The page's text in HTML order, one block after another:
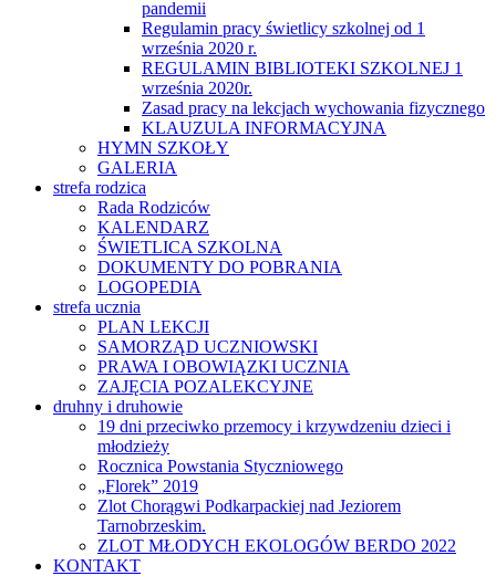
pandemii
Regulamin pracy świetlicy szkolnej od 1
września 2020 r.
REGULAMIN BIBLIOTEKI SZKOLNEJ 1
września 2020r.
Zasad pracy na lekcjach wychowania fizycznego
KLAUZULA INFORMACYJNA
HYMN SZKOŁY
GALERIA
strefa rodzica
Rada Rodziców
KALENDARZ
ŚWIETLICA SZKOLNA
DOKUMENTY DO POBRANIA
LOGOPEDIA
strefa ucznia
PLAN LEKCJI
SAMORZĄD UCZNIOWSKI
PRAWA I OBOWIĄZKI UCZNIA
ZAJĘCIA POZALEKCYJNE
druhny i druhowie
19 dni przeciwko przemocy i krzywdzeniu dzieci i
młodzieży
Rocznica Powstania Styczniowego
„Florek” 2019
Zlot Chorągwi Podkarpackiej nad Jeziorem
Tarnobrzeskim.
ZLOT MŁODYCH EKOLOGÓW BERDO 2022
KONTAKT